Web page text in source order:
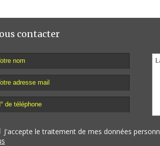
contacter
J'accepte le traitement de mes données